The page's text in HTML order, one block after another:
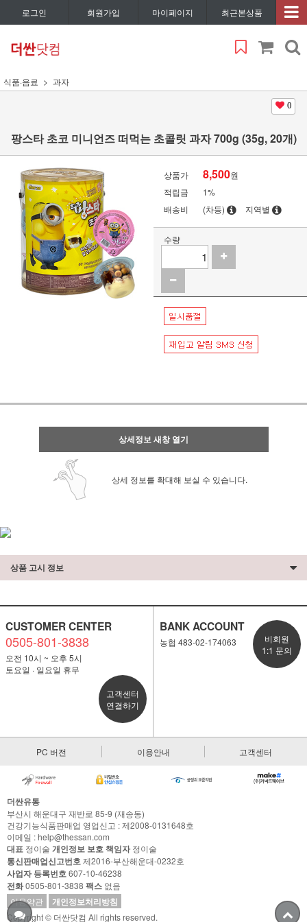
로그인 회원가입 마이페이지 최근본상품
식품·음료 과자
0
팡스타 초코 미니언즈 떠먹는 초콜릿 과자 700g (35g, 20개)
상품가 8,500원
적립금
1%
배송비
(차등) 지역별
수량
상세정보 새창 열기
상세 정보를 확대해 보실 수 있습니다.
상품 고시 정보
CUSTOMER CENTER
0505-801-3838
오전 10시 ~ 오후 5시
토요일 · 일요일 휴무
고객센터
연결하기
BANK ACCOUNT
농협 483-02-174063
비회원
1:1 문의
PC 버전 이용안내 고객센터
더싼유통
부산시 해운대구 재반로 85-9 (재송동)
건강기능식품판매업 영업신고 : 제2008-0131648호
이메일 : help@thessan.com
대표 정이술 개인정보 보호 책임자정이술
통신판매업신고번호제2016-부산해운대-0232호
사업자 등록번호607-10-46238
전화0505-801-3838 팩스 없음
이용약관
개인정보처리방침
Copyright © 더싼닷컴 All rights reserved.